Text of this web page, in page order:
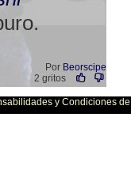
Por Beorscipe
2 gritos
y Condiciones